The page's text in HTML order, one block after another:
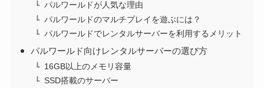
パルワールドが人気な理由
パルワールドのマルチプレイを遊ぶには？
パルワールドでレンタルサーバーを利用するメリット
パルワールド向けレンタルサーバーの選び方
16GB以上のメモリ容量
SSD搭載のサーバー